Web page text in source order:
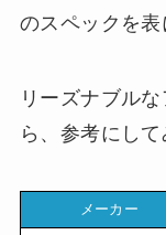
のスペックを表
リーズナブル
ら、参考にして
メーカー